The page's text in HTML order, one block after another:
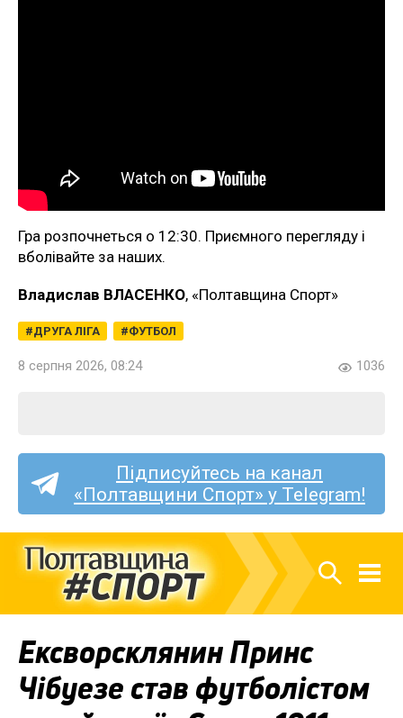
Гра розпочнеться о 12:30. Приємного перегляду і
вболівайте за наших.
Владислав ВЛАСЕНКО, «Полтавщина Спорт»
ДРУГА ЛІГА ФУТБОЛ
8 серпня 2026, 08:24 1036
Підписуйтесь на канал
«Полтавщини Спорт» у Telegram!
Ексворсклянин Принс
Чібуезе став футболістом